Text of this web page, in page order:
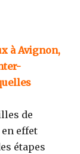
à Avignon,
de
effet
étapes